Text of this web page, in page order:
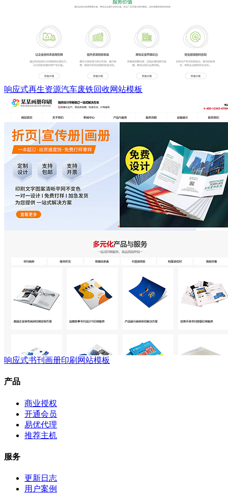
响应式再生资源汽车废铁回收网站模板
响应式书刊画册印刷网站模板
产品
商业授权
开通会员
易优代理
推荐主机
服务
更新日志
用户案例